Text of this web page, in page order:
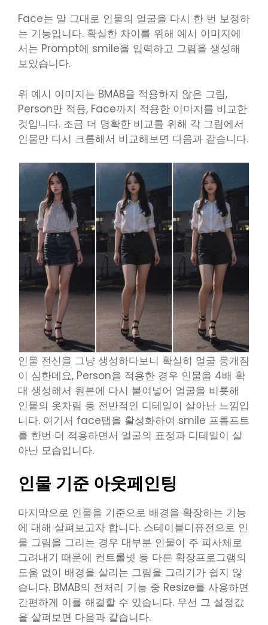
Face는 말 그대로 인물의 얼굴을 다시 한 번 보정하
는 기능입니다. 확실한 차이를 위해 예시 이미지에
서는 Prompt에 smile을 입력하고 그림을 생성해
보았습니다.
위 예시 이미지는 BMAB을 적용하지 않은 그림,
Person만 적용, Face까지 적용한 이미지를 비교한
것입니다. 조금 더 명확한 비교를 위해 각 그림에서
인물만 다시 크롭해서 비교해보면 다음과 같습니다.
인물 전신을 그냥 생성하다보니 확실히 얼굴 뭉개짐
이 심한데요, Person을 적용한 경우 인물을 4배 확
대 생성해서 원본에 다시 붙여넣어 얼굴을 비롯해
인물의 옷차림 등 전반적인 디테일이 살아난 느낌입
니다. 여기서 face탭을 활성화하여 smile 프롬프트
를 한번 더 적용하면서 얼굴의 표정과 디테일이 살
아난 모습입니다.
인물 기준 아웃페인팅
마지막으로 인물을 기준으로 배경을 확장하는 기능
에 대해 살펴보고자 합니다. 스테이블디퓨전으로 인
물 그림을 그리는 경우 대부분 인물이 주 피사체로
그려내기 때문에 컨트롤넷 등 다른 확장프로그램의
도움 없이 배경을 살리는 그림을 그리기가 쉽지 않
습니다. BMAB의 전처리 기능 중 Resize를 사용하면
간편하게 이를 해결할 수 있습니다. 우선 그 설정값
을 살펴보면 다음과 같습니다.